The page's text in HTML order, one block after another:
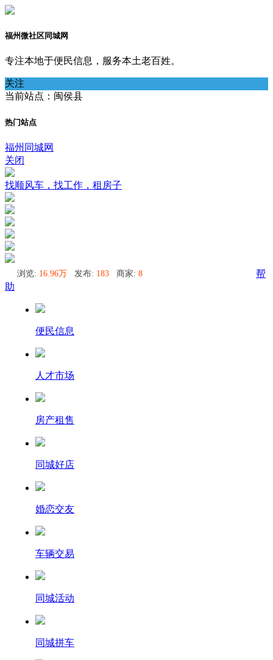
福州微社区同城网
专注本地于便民信息，服务本土老百姓。
关注
当前站点：闽侯县
热门站点
福州同城网
关闭
找顺风车，找工作，租房子
浏览: 16.96万 发布: 183 商家: 8
帮
助
便民信息
人才市场
房产租售
同城好店
婚恋交友
车辆交易
同城活动
同城拼车